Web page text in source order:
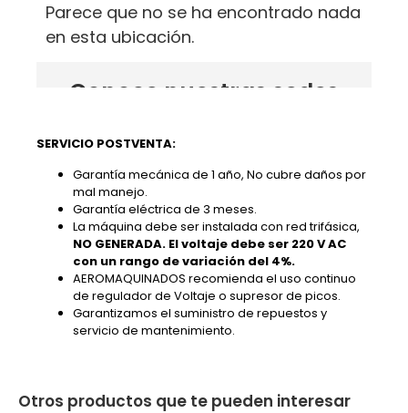
SERVICIO POSTVENTA:
Garantía mecánica de 1 año, No cubre daños por
mal manejo.
Garantía eléctrica de 3 meses.
La máquina debe ser instalada con red trifásica,
NO GENERADA. El voltaje debe ser 220 V AC
con un rango de variación del 4%.
AEROMAQUINADOS recomienda el uso continuo
de regulador de Voltaje o supresor de picos.
Garantizamos el suministro de repuestos y
servicio de mantenimiento.
Otros productos que te pueden interesar